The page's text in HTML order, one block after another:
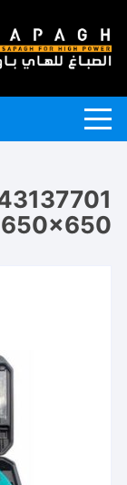
إلى
المحتوى
650×650